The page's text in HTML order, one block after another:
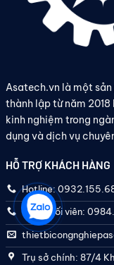
Asatech.vn là một
thành lập từ năm
kinh nghiệm trong
dụng và dịch vụ
HỖ TRỢ KHÁCH HÀNG
Hotline:
Điều phối viên:
Trụ sở chính: 87/4